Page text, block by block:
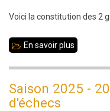
Voici la constitution des 2
En savoir plus
-
Saison 2025 -
d'échecs